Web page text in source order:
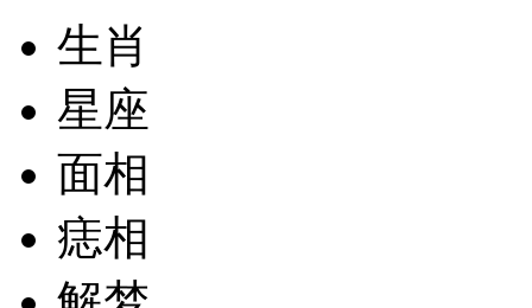
生肖
星座
面相
痣相
解梦